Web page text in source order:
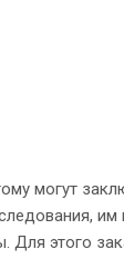
могут
Для этого